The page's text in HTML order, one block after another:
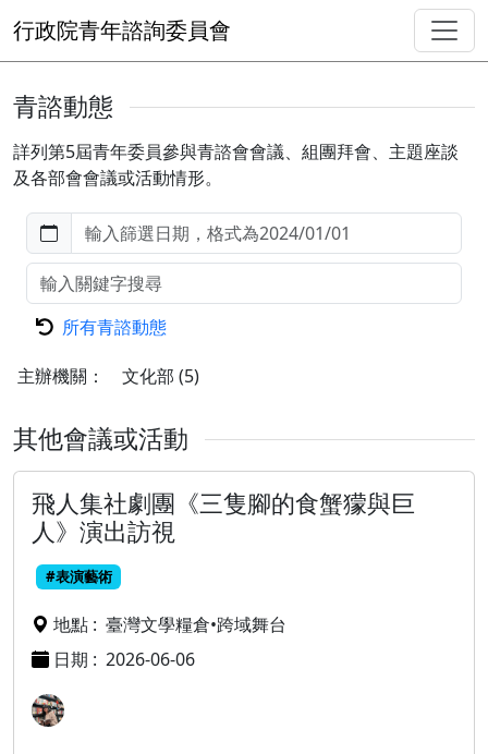
行政院青年諮詢委員會
青諮動態
詳列第5屆青年委員參與青諮會會議、組團拜會、主題座談
及各部會會議或活動情形。
所有青諮動態
主辦機關： 文化部 (5)
其他會議或活動
飛人集社劇團《三隻腳的食蟹獴與巨
人》演出訪視
#表演藝術
地點 : 臺灣文學糧倉•跨域舞台
日期 : 2026-06-06